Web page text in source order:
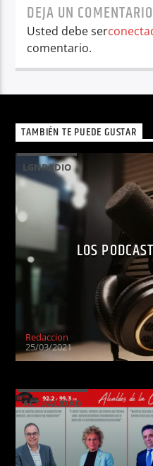
DEJA UN COMENTARIO
Usted debe ser
comentario.
TAMBIÉN TE PUEDE GUSTAR
LGNRADIO
LOS
Redaccion
25/03/2021
ACTUALIDAD